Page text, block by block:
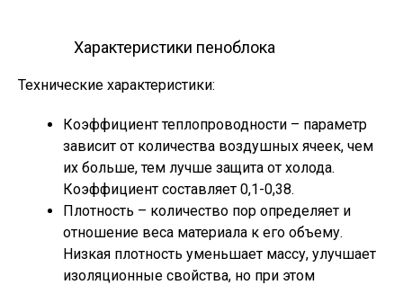
Характеристики пеноблока
Технические характеристики:
Коэффициент теплопроводности – параметр
зависит от количества воздушных ячеек, чем
их больше, тем лучше защита от холода.
Коэффициент составляет 0,1-0,38.
Плотность – количество пор определяет и
отношение веса материала к его объему.
Низкая плотность уменьшает массу, улучшает
изоляционные свойства, но при этом